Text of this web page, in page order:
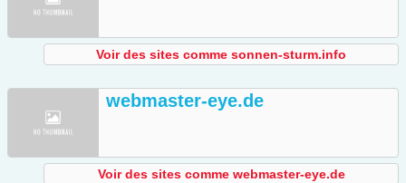
Voir des sites comme sonnen-sturm.info
webmaster-eye.de
Voir des sites comme webmaster-eye.de